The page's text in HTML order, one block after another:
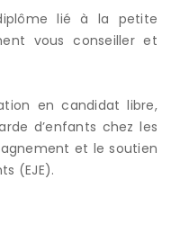
lié à la petite
vous conseiller et
en candidat libre,
d’enfants chez les
et le soutien
(EJE).